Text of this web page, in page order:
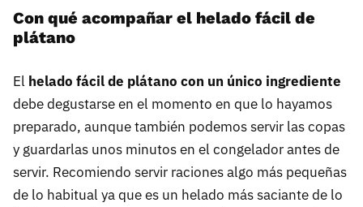
Con qué acompañar el helado fácil de
plátano
El helado fácil de plátano con un único ingrediente
debe degustarse en el momento en que lo hayamos
preparado, aunque también podemos servir las copas
y guardarlas unos minutos en el congelador antes de
servir. Recomiendo servir raciones algo más pequeñas
de lo habitual ya que es un helado más saciante de lo